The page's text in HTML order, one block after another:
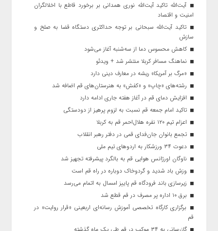
آیت‌الله تاکید آیت‌الله نوری همدانی بر برخورد قاطع با اخلالگران
امنیت و اقتصاد
تاکید آیت‌الله‌ سبحانی بر توجه حداکثری دستگاه قضا به صلح و
سازش
کاهش محسوس دما از سه‌شنبه آغاز می‌شود
نماهنگ مسافر کربلا منتشر شد + ویدئو
«مرگ بر آمریکا» ریشه در معارف دینی دارد
رشته‌های «چاپ» و «کفش» به هنرستان‌های قم اضافه شد
افزایش دمای قم در آغاز هفته جاری ادامه دارد
تاکید امام جمعه قم نسبت به لزوم پرهیز از دودستگی
اعزام تیم ۱۲۰ نفره هلال‌احمر قم به کربلا
تجمع بانوان جان‌فدای قمی در دفتر رهبر انقلاب
دعوت ۳۴ ورزشکار به اردوهای تیم ملی
ناوگان اورژانس هوایی قم به بالگرد پیشرفته تجهیز شد
وزش باد شدید و گردوخاک دوباره در راه قم است
زیرسازی باند فرودگاه قم پاییز امسال به اتمام می‌رسد
برق ۱۰ اداره پر مصرف در قم قطع شد
برگزاری کارگاه تخصصی آموزش رسانه‌ای اربعینی «قرار روایت» در
قم